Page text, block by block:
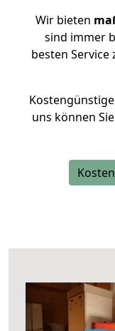
Wir bieten
sind immer
besten Service
uns können